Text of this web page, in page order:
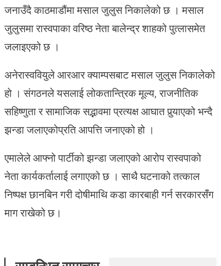
जनाउँदै काठमाडौंमा मसाल जुलुस निकालेको छ । मसाल
जुलुसमा रास्वपाका वरिष्ठ नेता बालेन्द्र शाहको पुत्लासमेत
जलाइएको छ ।
अनेरास्ववियुले आरआर क्याम्पसबाट मसाल जुलुस निकालेको
हो । संगठनले यसलाई लोकतान्त्रिक मूल्य, राजनीतिक
सहिष्णुता र सामाजिक सद्भावमा प्रत्यक्ष आघात पुर्‍याएको भन्दै
झन्डा जलाएकोप्रति आपत्ति जनाएको हो ।
एमालेले आफ्नो पार्टीको झन्डा जलाएको आरोप रास्वपाको
नेता कार्यकर्तालाई लगाएको छ । साथै घटनाको तत्काल
निष्पक्ष छानबिन गरी दोषीमाथि कडा कारबाही गर्न सरकारसँग
माग राखेको छ।